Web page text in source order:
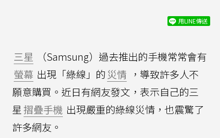
用LINE傳送
三星
（Samsung）過去推出的手機常常會有
螢幕 出現「綠線」的 災情 ，導致許多人不
願意購買。近日有網友發文，表示自己的三
星 摺疊手機 出現嚴重的綠線災情，也震驚了
許多網友。